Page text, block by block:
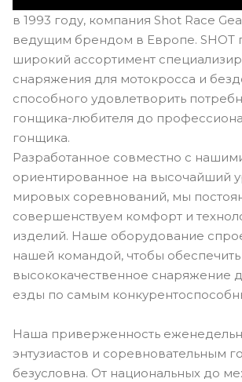
в 1993 году, компания Shot Race
ведущим брендом в Европе. SHOT
широкий ассортимент
снаряжения для мотокросса и
способного удовлетворить
гонщика-любителя до
гонщика.
Разработанное совместно с
ориентированное на высочайший
мировых соревнований, мы
совершенствуем комфорт и
изделий. Наше оборудование
нашей командой, чтобы обеспечить
высококачественное снаряжение
езды по самым
Наша приверженность
энтузиастов и соревновательным
безусловна. От национальных до